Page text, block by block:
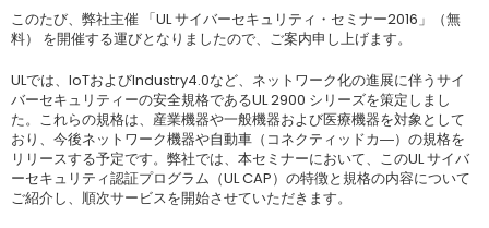
このたび、弊社主催 「UL サイバーセキュリティ・セミナー2016」（無
料） を開催する運びとなりましたので、ご案内申し上げます。
ULでは、IoTおよびIndustry4.0など、ネットワーク化の進展に伴うサイ
バーセキュリティーの安全規格であるUL 2900 シリーズを策定しまし
た。これらの規格は、産業機器や一般機器および医療機器を対象として
おり、今後ネットワーク機器や自動車（コネクティッドカ―）の規格を
リリースする予定です。弊社では、本セミナーにおいて、このUL サイバ
ーセキュリティ認証プログラム（UL CAP）の特徴と規格の内容について
ご紹介し、順次サービスを開始させていただきます。